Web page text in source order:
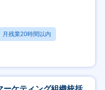
月残業20時間以内